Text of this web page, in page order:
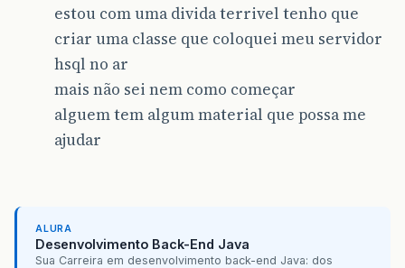
estou com uma divida terrivel tenho que
criar uma classe que coloquei meu servidor
hsql no ar
mais não sei nem como começar
alguem tem algum material que possa me
ajudar
ALURA
Desenvolvimento Back-End Java
Sua Carreira em desenvolvimento back-end Java: dos